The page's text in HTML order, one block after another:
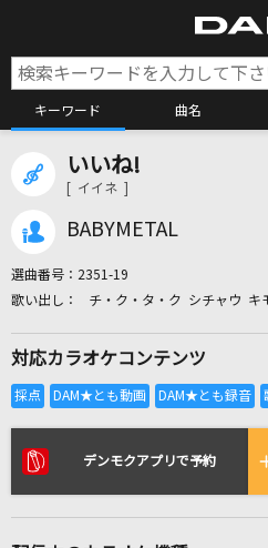
キーワード 曲名
全国り
リアルタイムで歌わ
いいね!
[ イイネ ]
BABYMETAL
選曲番号： 2351-19
チ・ク・タ・ク シチャウ キ
対応カラオケコンテンツ
デンモクアプリで予約